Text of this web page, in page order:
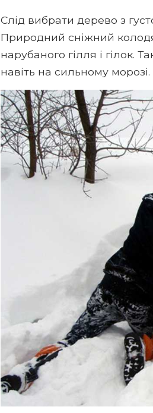
Слід вибрати дерево з
Природний сніжний
нарубаного гілля і гілок.
навіть на сильному морозі.